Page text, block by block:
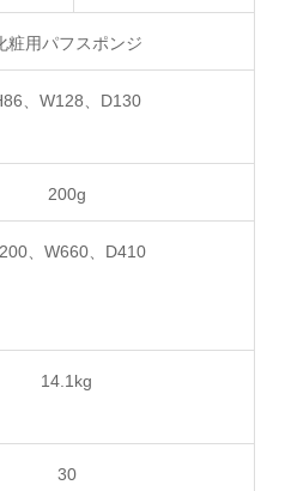
粧用パフスポンジ
、W128、D130
200g
、W660、D410
14.1kg
30